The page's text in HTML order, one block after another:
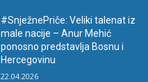
#SnježnePriče: Veliki talenat iz
male nacije – Anur Mehić
ponosno predstavlja Bosnu i
Hercegovinu
22.04.2026